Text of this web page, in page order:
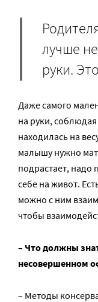
лучше
руки.
Даже самого
на руки,
находилась на
малышу нужно
подрастает, надо
себе на живот.
можно с ним
чтобы
– Что должны
несовершенном
– Методы